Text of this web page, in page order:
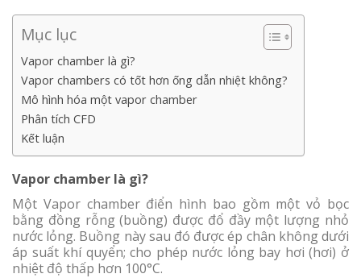
Mục lục
Vapor chamber là gì?
Vapor chambers có tốt hơn ống dẫn nhiệt không?
Mô hình hóa một vapor chamber
Phân tích CFD
Kết luận
Vapor chamber là gì?
Một Vapor chamber điển hình bao gồm một vỏ bọc
bằng đồng rỗng (buồng) được đổ đầy một lượng nhỏ
nước lỏng. Buồng này sau đó được ép chân không dưới
áp suất khí quyển; cho phép nước lỏng bay hơi (hơi) ở
nhiệt độ thấp hơn 100°C.